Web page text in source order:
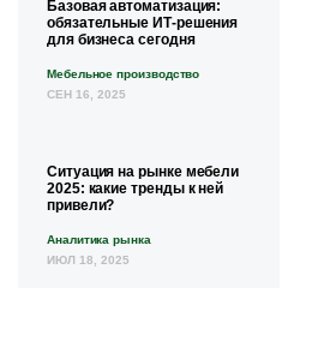
Базовая автоматизация:
обязательные ИТ-решения
для бизнеса сегодня
Мебельное производство
СЕН 16, 2025
Ситуация на рынке мебели
2025: какие тренды к ней
привели?
Аналитика рынка
ИЮЛ 18, 2025